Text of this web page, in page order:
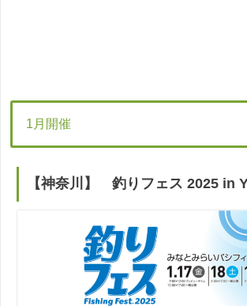
1月開催
【神奈川】 釣りフェス 2025 in